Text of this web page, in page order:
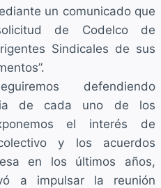
un comunicado que
de Codelco de
Sindicales de sus
defendiendo
de cada uno de los
el interés de
y los acuerdos
en los últimos años,
a impulsar la reunión